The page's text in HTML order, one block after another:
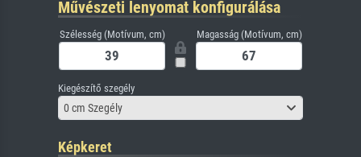
Művészeti lenyomat konfigurálása
Szélesség (Motívum, cm) Magasság (Motívum, cm)
Kiegészítő szegély
0 cm Szegély
Képkeret